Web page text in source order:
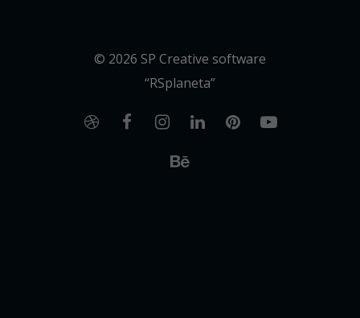
© 2026 SP Creative software
“RSplaneta”